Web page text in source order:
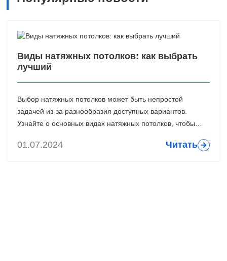
Виды натяжных потолков: как выбрать
лучший
Выбор натяжных потолков может быть непростой
задачей из-за разнообразия доступных вариантов.
Узнайте о основных видах натяжных потолков, чтобы
01.07.2024 Читать